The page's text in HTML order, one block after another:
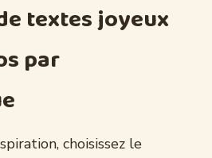
textes joyeux
par
choisissez le